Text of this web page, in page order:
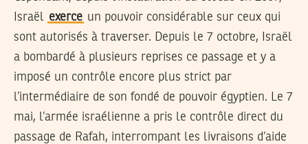
Israël exerce un pouvoir considérable sur ceux qui
sont autorisés à traverser. Depuis le 7 octobre, Israël
a bombardé à plusieurs reprises ce passage et y a
imposé un contrôle encore plus strict par
l’intermédiaire de son fondé de pouvoir égyptien. Le 7
mai, l’armée israélienne a pris le contrôle direct du
passage de Rafah, interrompant les livraisons d’aide